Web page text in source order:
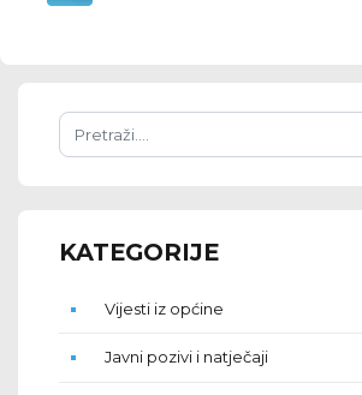
KATEGORIJE
Vijesti iz općine
Javni pozivi i natječaji